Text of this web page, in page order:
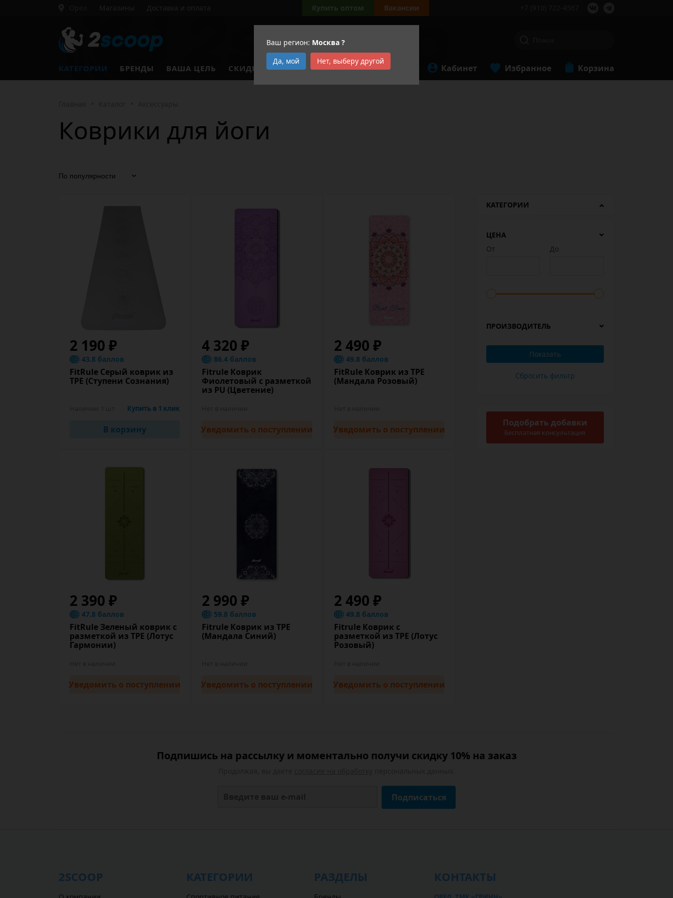
Ваш регион: Москва ?
Да, мой
Нет, выберу другой
Магазины Доставка и оплата Купить оптом Вакансии
КАТЕГОРИИ БРЕНДЫ ВАША ЦЕЛЬ СКИДКИ АКЦИИ Кабинет Избранное Корзина
Коврики для йоги
КАТЕГОРИИ
ЦЕНА
От
До
ПРОИЗВОДИТЕЛЬ
Подобрать добавки
Бесплатная консультация
2 190 ₽
43.8 баллов
FitRule Серый коврик из
TPE (Ступени Сознания)
Купить в 1 клик
В корзину
4 320 ₽
86.4 баллов
Fitrule Коврик
Фиолетовый с разметкой
из PU (Цветение)
Уведомить о поступлении
2 490 ₽
49.8 баллов
FitRule Коврик из TPE
(Мандала Розовый)
Уведомить о поступлении
2 390 ₽
47.8 баллов
FitRule Зеленый коврик c
разметкой из TPE (Лотус
Гармонии)
Уведомить о поступлении
2 990 ₽
59.8 баллов
Fitrule Коврик из TPE
(Мандала Синий)
Уведомить о поступлении
2 490 ₽
49.8 баллов
Fitrule Коврик c
разметкой из TPE (Лотус
Розовый)
Уведомить о поступлении
Подпишись на рассылку и моментально получи скидку 10% на заказ
Подписаться
2SCOOP КАТЕГОРИИ РАЗДЕЛЫ КОНТАКТЫ